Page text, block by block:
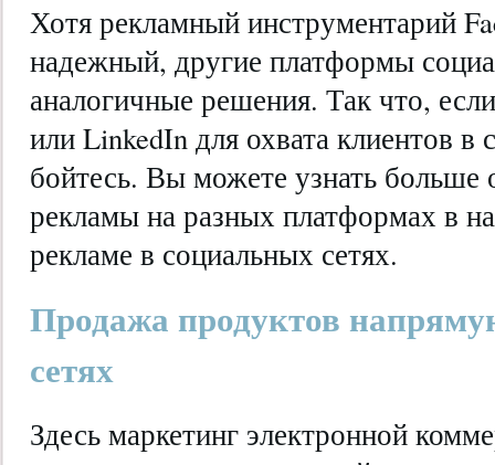
Хотя рекламный инструментарий
надежный, другие платформы
аналогичные решения. Так что,
или LinkedIn для охвата клиентов в
бойтесь. Вы можете узнать больше
рекламы на разных платформах в
рекламе в социальных сетях.
Продажа продуктов
сетях
Здесь маркетинг электронной